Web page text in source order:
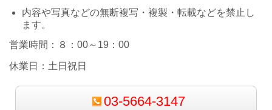
内容や写真などの無断複写・複製・転載などを禁止し
ます。
営業時間：８：00～19：00
休業日：土日祝日
03-5664-3147